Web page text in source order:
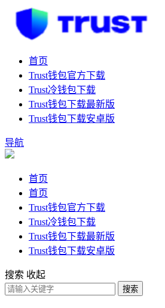
首页
Trust钱包官方下载
Trust冷钱包下载
Trust钱包下载最新版
Trust钱包下载安卓版
导航
首页
首页
Trust钱包官方下载
Trust冷钱包下载
Trust钱包下载最新版
Trust钱包下载安卓版
搜索 收起
搜索